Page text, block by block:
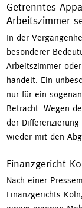
Getrenntes
Arbeitszimmer
In der
besonderer
Arbeitszimmer
handelt. Ein
nur für ein
Betracht. Wegen
der
wieder mit den
Finanzgericht
Nach einer
Finanzgerichts